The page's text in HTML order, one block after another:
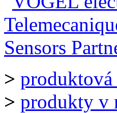
> produktová
> produkty v